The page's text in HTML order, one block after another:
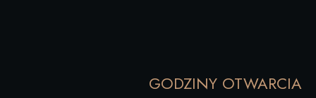
GODZINY OTWARCIA